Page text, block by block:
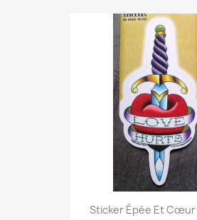
Sticker Épée Et Cœur